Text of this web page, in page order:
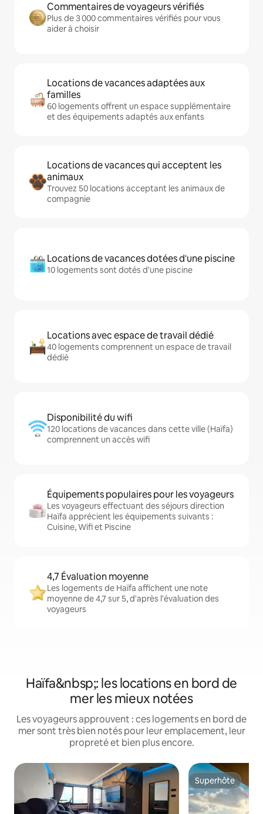
Commentaires de voyageurs vérifiés
Plus de 3 000 commentaires vérifiés pour vous
aider à choisir
Locations de vacances adaptées aux
familles
60 logements offrent un espace supplémentaire
et des équipements adaptés aux enfants
Locations de vacances qui acceptent les
animaux
Trouvez 50 locations acceptant les animaux de
compagnie
Locations de vacances dotées d'une piscine
10 logements sont dotés d'une piscine
Locations avec espace de travail dédié
40 logements comprennent un espace de travail
dédié
Disponibilité du wifi
120 locations de vacances dans cette ville (Haïfa)
comprennent un accès wifi
Équipements populaires pour les voyageurs
Les voyageurs effectuant des séjours direction
Haïfa apprécient les équipements suivants :
Cuisine, Wifi et Piscine
4,7 Évaluation moyenne
Les logements de Haïfa affichent une note
moyenne de 4,7 sur 5, d'après l'évaluation des
voyageurs
Haïfa&nbsp;: les locations en bord de
mer les mieux notées
Les voyageurs approuvent : ces logements en bord de
mer sont très bien notés pour leur emplacement, leur
propreté et bien plus encore.
Superhôte
Superhôte